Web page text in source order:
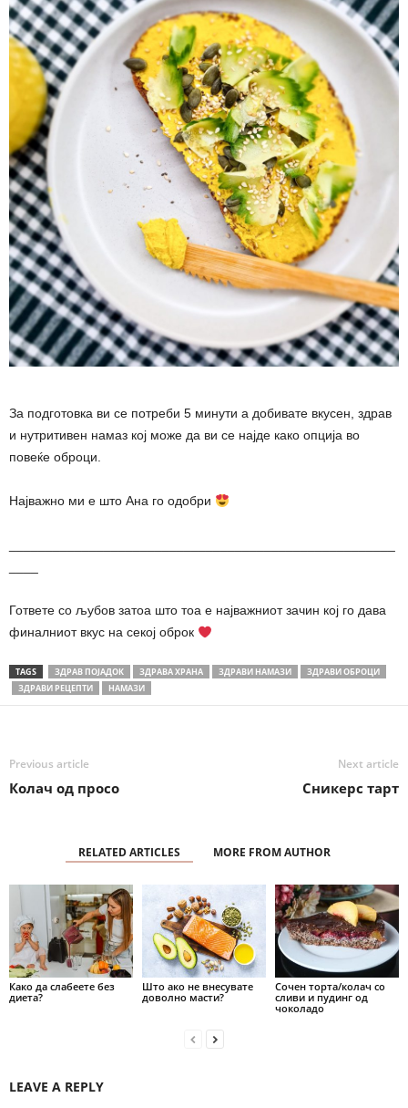
За подготовка ви се потреби 5 минути а добивате вкусен, здрав
и нутритивен намаз кој може да ви се најде како опција во
повеќе оброци.
Најважно ми е што Ана го одобри
Гответе со љубов затоа што тоа е најважниот зачин кој го дава
финалниот вкус на секој оброк
TAGS ЗДРАВ ПОЈАДОК ЗДРАВА ХРАНА ЗДРАВИ НАМАЗИ
ЗДРАВИ ОБРОЦИ
ЗДРАВИ РЕЦЕПТИ
НАМАЗИ
Previous article
Колач од просо
Next article
Сникерс тарт
RELATED ARTICLES MORE FROM AUTHOR
Како да слабеете без
диета?
Што ако не внесувате
доволно масти?
Сочен торта/колач со
сливи и пудинг од
чоколадо
LEAVE A REPLY